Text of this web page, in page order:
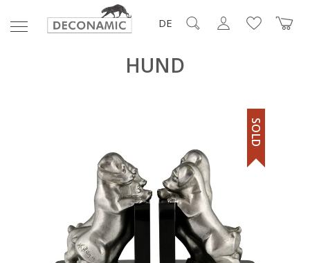
DE
HUND
SOLD